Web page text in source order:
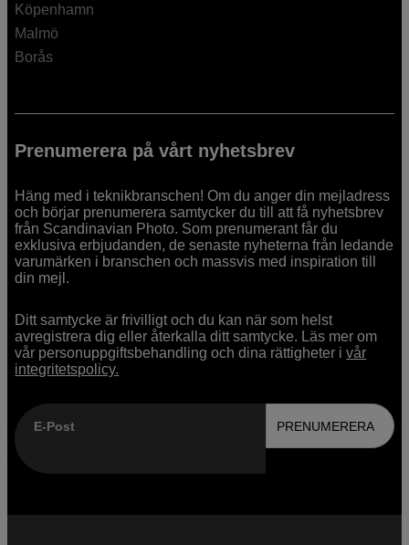
Köpenhamn
Malmö
Borås
Prenumerera på vårt nyhetsbrev
Häng med i teknikbranschen! Om du anger din mejladress
och börjar prenumerera samtycker du till att få nyhetsbrev
från Scandinavian Photo. Som prenumerant får du
exklusiva erbjudanden, de senaste nyheterna från ledande
varumärken i branschen och massvis med inspiration till
din mejl.
Ditt samtycke är frivilligt och du kan när som helst
avregistrera dig eller återkalla ditt samtycke. Läs mer om
vår personuppgiftsbehandling och dina rättigheter ivår
integritetspolicy.
E-Post PRENUMERERA